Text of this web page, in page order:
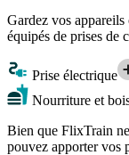
Gardez vos
équipés de prises de
Prise électrique
Nourriture et
Bien que FlixTrain
pouvez apporter vos